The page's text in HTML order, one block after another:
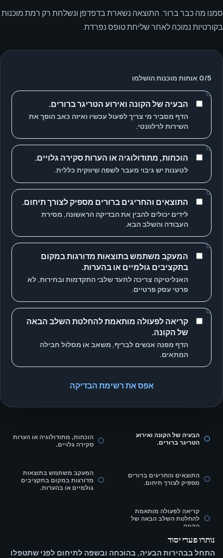
סמנו מה כבר ברור. התוצאה נשארת בדפדפן ונשלחת רק רמת מוכנות
בקורטיות נמוכה לאחר שליחת טופס נפרדת.
0/5 אותות מוכנות הושלמו
הבעיה של הקונה ואירוע הטריגר ברורים.
הדף מסביר מי צריך לפעול עכשיו ואיזה כאב הופך את
השירות לרלוונטי.
הוכחות, מתודולוגיה או הערות סקירה גלויים.
לטענות יש גיבוי מעבר לשפה שיווקית כללית.
התוצאים והחריגים ברורים מספיק לצורך תיחום.
לידים יכולים להבין את הבדיקה הראשונה, מסירת
העבודה והשלב הבא.
המעקב משתמש בתוצאות מדורגות במקום
בתקציבים גולמיים או בהערות.
האנליטיקה צריכה לתעד שלבי התקדמות ובחירות, לא
פרטי עסק פרטיים.
קריאה לפעולה מותאמת להחלטת השלב הבאה
של הקונה.
הדף מפנה אנשים לבריף, משאב או מסלול חבילה
המתאים.
אפס את רשימת הבדיקה
הבעיה של הקונה ואירוע
הטריגר ברורים.
הוכחות, מתודולוגיה או הערות
סקירה גלויים.
התוצאים והחריגים ברורים
מספיק לצורך תיחום.
המעקב משתמש בתוצאות
מדורגות במקום בתקציבים
גולמיים או בהערות.
קריאה לפעולה מותאמת
להחלטת השלב הבאה של
הקונה.
נותרו פערי יסוד
התחל בבהירות הבעיה, בהוכחה ובשפה לתיחום לפני שתטפלו